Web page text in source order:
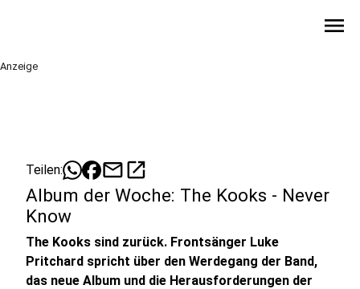
menu
Anzeige
Teilen: mailopen_in_new
Album der Woche: The Kooks - Never
Know
The Kooks sind zurück. Frontsänger Luke
Pritchard spricht über den Werdegang der Band,
das neue Album und die Herausforderungen der